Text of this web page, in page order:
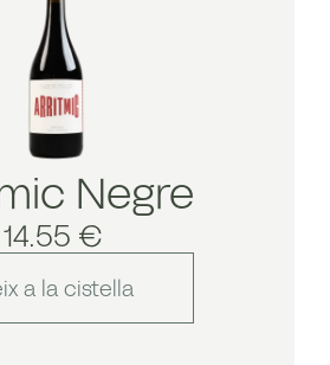
Negre
14.55 €
a la cistella